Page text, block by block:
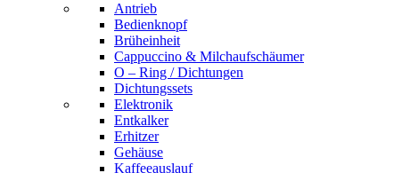
Antrieb
Bedienknopf
Brüheinheit
Cappuccino & Milchaufschäumer
O – Ring / Dichtungen
Dichtungssets
Elektronik
Entkalker
Erhitzer
Gehäuse
Kaffeeauslauf